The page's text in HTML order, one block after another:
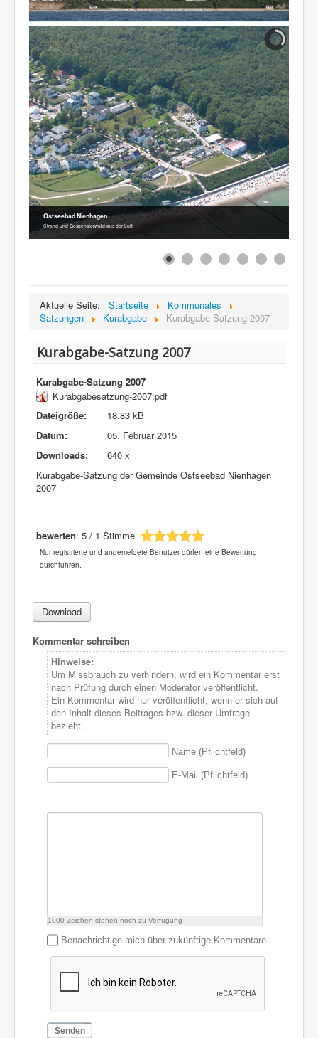
Ostseebad Nienhagen
Strand und Gespensterwald aus der Luft
Aktuelle Seite: Startseite
Kommunales
Satzungen
Kurabgabe Kurabgabe-Satzung 2007
Kurabgabe-Satzung 2007
Kurabgabe-Satzung 2007
Kurabgabesatzung-2007.pdf
Dateigröße:
18.83 kB
Datum:
05. Februar 2015
Downloads:
640 x
Kurabgabe-Satzung der Gemeinde Ostseebad Nienhagen
2007
bewerten: 5 / 1 Stimme
Nur registrierte und angemeldete Benutzer dürfen eine Bewertung
durchführen.
Kommentar schreiben
Hinweise:
Um Missbrauch zu verhindern, wird ein Kommentar erst
nach Prüfung durch einen Moderator veröffentlicht.
Ein Kommentar wird nur veröffentlicht, wenn er sich auf
den Inhalt dieses Beitrages bzw. dieser Umfrage
bezieht.
Name (Pflichtfeld)
E-Mail (Pflichtfeld)
1000 Zeichen stehen noch zu Verfügung
Benachrichtige mich über zukünftige Kommentare
Senden